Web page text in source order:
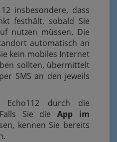
insbesondere, dass
festhält, sobald Sie
nutzen müssen. Die
automatisch an
kein mobiles Internet
sollten, übermittelt
SMS an den jeweils
durch die
Sie dieApp im
kennen Sie bereits